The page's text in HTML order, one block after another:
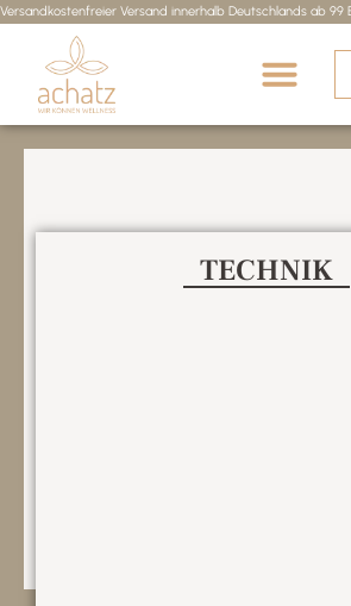
Versandkostenfreier Versand innerhalb Deutschlands ab 99
TECHNIK